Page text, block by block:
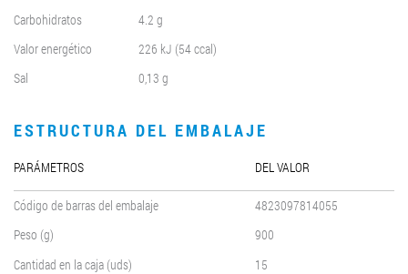
Carbohidratos
4.2 g
Valor energético
226 kJ (54 ccal)
Sal
0,13 g
ESTRUCTURA DEL EMBALAJE
PARÁMETROS DEL VALOR
Código de barras del embalaje
4823097814055
Peso (g)
900
Cantidad en la caja (uds)
15